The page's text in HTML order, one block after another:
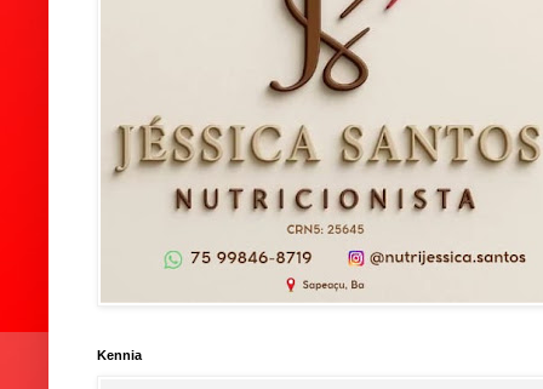
Kennia